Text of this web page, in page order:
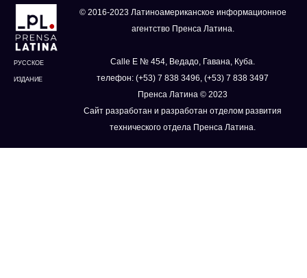
РУССКОЕ
ИЗДАНИЕ
© 2016-2023 Латиноамериканское информационное
агентство Пренса Латина.
Calle E № 454, Ведадо, Гавана, Куба.
телефон: (+53) 7 838 3496, (+53) 7 838 3497
Пренса Латина © 2023
Сайт разработан и разработан отделом развития
технического отдела Пренса Латина.